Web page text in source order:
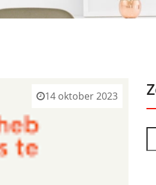
14 oktober 2023